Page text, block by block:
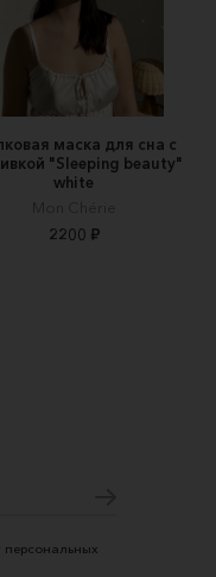
маска для сна с
"Sleeping beauty"
white
Mon Chérie
2200 ₽